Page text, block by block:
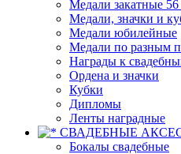
Медали закатные
Медали, значки и
Медали юбилейные
Медали по разным
Награды к
Ордена и значки
Кубки
Дипломы
Ленты наградные
СВАДЕБНЫЕ
Бокалы свадебные